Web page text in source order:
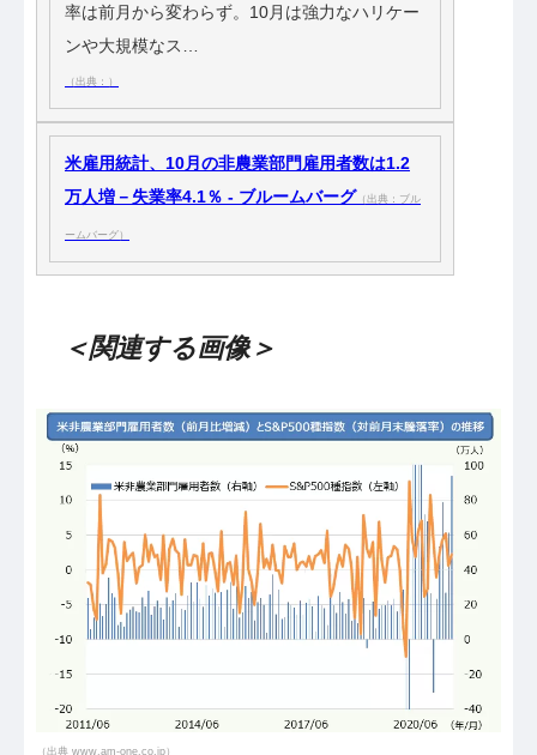
率は前月から変わらず。10月は強力なハリケー
ンや大規模なス…
（出典：）
米雇用統計、10月の非農業部門雇用者数は1.2
万人増－失業率4.1％ - ブルームバーグ （出典：ブル
ームバーグ）
＜関連する画像＞
（出典 www.am-one.co.jp）